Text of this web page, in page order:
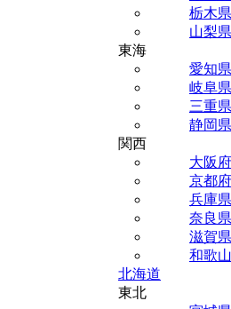
栃木県
山梨県
東海
愛知県
岐阜県
三重県
静岡県
関西
大阪府
京都府
兵庫県
奈良県
滋賀県
和歌
北海道
東北